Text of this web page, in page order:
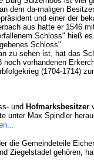
dem da-maligen
und einer der
aus hatte er 1546
Schloss" hieß
Schloss".
zu sehen ist, hat das
noch vorhandenen
(1704-1714)
und Hofmarksbesitzer
unter Max Spindler
die Gemeindeteile
Ziegelstadel gehören,